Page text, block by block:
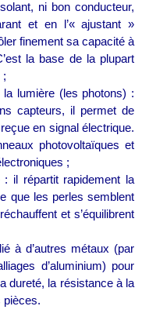
ni bon conducteur,
et en l’« ajustant »
finement sa capacité à
la base de la plupart
;
lumière (les photons) :
capteurs, il permet de
en signal électrique.
photovoltaïques et
;
: il répartit rapidement la
que les perles semblent
et s’équilibrent
à d’autres métaux (par
d’aluminium) pour
dureté, la résistance à la
pièces.